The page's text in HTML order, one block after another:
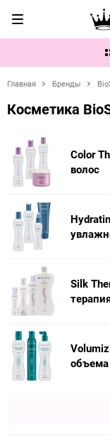
Главная Бренды
Косметика
Color
волос
Silk
объема